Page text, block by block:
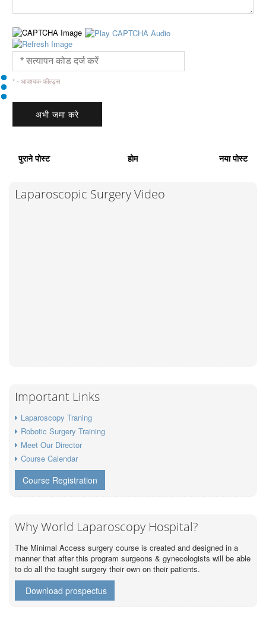
* - आवश्यक फील्ड्स
पुराने पोस्ट होम नया पोस्ट
Laparoscopic Surgery Video
Important Links
Laparoscopy Traning
Robotic Surgery Training
Meet Our Director
Course Calendar
Course Registration
Why World Laparoscopy Hospital?
The Minimal Access surgery course is created and designed in a
manner that after this program surgeons & gynecologists will be able
to do all the taught surgery their own on their patients.
Download prospectus